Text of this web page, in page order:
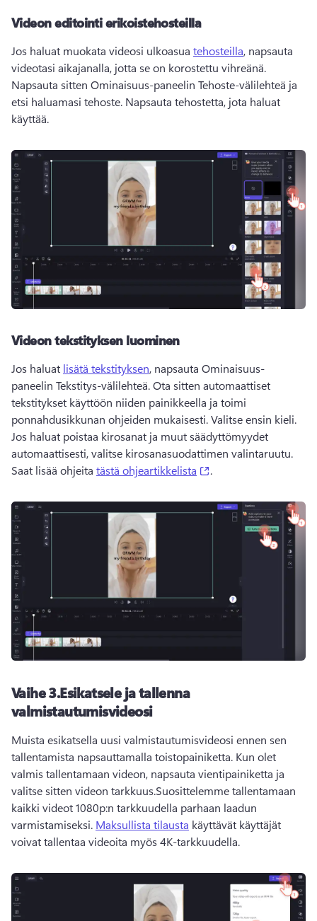
Videon editointi erikoistehosteilla
Jos haluat muokata videosi ulkoasua tehosteilla, napsauta
Napsauta sitten Ominaisuus-paneelin Tehoste-välilehteä ja
etsi haluamasi tehoste. Napsauta tehostetta, jota haluat
käyttää.
Videon tekstityksen luominen
Jos haluat lisätä tekstityksen, napsauta Ominaisuus-
paneelin Tekstitys-välilehteä. Ota sitten automaattiset
tekstitykset käyttöön niiden painikkeella ja toimi
ponnahdusikkunan ohjeiden mukaisesti. Valitse ensin kieli.
Jos haluat poistaa kirosanat ja muut säädyttömyydet
automaattisesti, valitse kirosanasuodattimen valintaruutu.
Saat lisää ohjeita tästä ohjeartikkelista (opens in a new tab)
.
Vaihe 3.Esikatsele ja tallenna
valmistautumisvideosi
Muista esikatsella uusi valmistautumisvideosi ennen sen
tallentamista napsauttamalla toistopainiketta. Kun olet
valmis tallentamaan videon, napsauta vientipainiketta ja
valitse sitten videon tarkkuus.Suosittelemme tallentamaan
kaikki videot 1080p:n tarkkuudella parhaan laadun
varmistamiseksi. Maksullista tilausta käyttävät käyttäjät
voivat tallentaa videoita myös 4K-tarkkuudella.